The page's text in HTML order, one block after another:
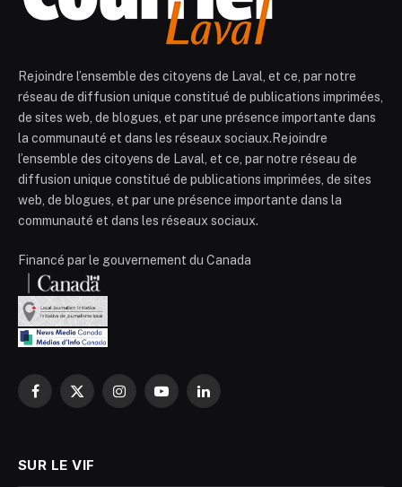
Rejoindre l’ensemble des citoyens de Laval, et ce, par notre
réseau de diffusion unique constitué de publications imprimées,
de sites web, de blogues, et par une présence importante dans
la communauté et dans les réseaux sociaux.Rejoindre
l’ensemble des citoyens de Laval, et ce, par notre réseau de
diffusion unique constitué de publications imprimées, de sites
web, de blogues, et par une présence importante dans la
communauté et dans les réseaux sociaux.
Financé par le gouvernement du Canada
Facebook
X
InstagramYouTubeLinkedIn
SUR LE VIF